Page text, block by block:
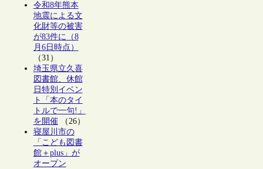
令和8年熊本
地震による文
化財等の被害
が83件に（8
月6日時点）
（31）
埼玉県立久喜
図書館、休館
日特別イベン
ト「本のタイ
トルで一句!」
を開催（26）
寝屋川市の
「こども図書
館＋plus」が
オープン